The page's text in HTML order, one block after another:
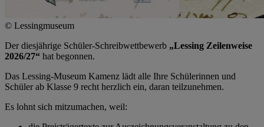
© Lessingmuseum
Der diesjährige Schüler-Schreibwettbewerb „Lessing Zeilenweise
2026/27“ hat begonnen.
Das Lessing-Museum Kamenz lädt alle Ihre Schülerinnen und
Schüler ab Klasse 9 recht herzlich ein, daran teilzunehmen.
Es lohnt sich mitzumachen, weil: